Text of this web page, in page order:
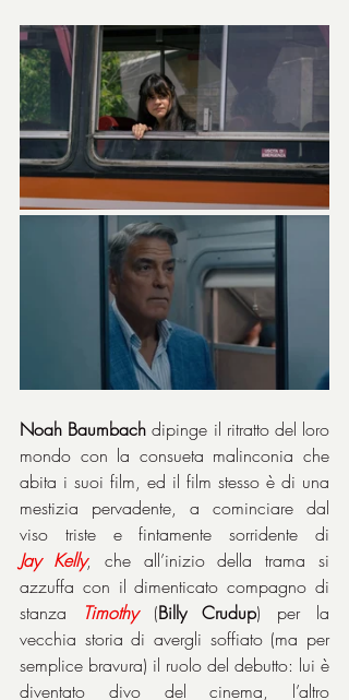
Noah Baumbach dipinge il ritratto del loro
mondo con la consueta malinconia che
abita i suoi film, ed il film stesso è di una
mestizia pervadente, a cominciare dal
Jay Kelly, che all’inizio della trama si
azzuffa con il dimenticato compagno di
stanza
Timothy (Billy Crudup) per la
vecchia storia di avergli soffiato (ma per
semplice bravura) il ruolo del debutto: lui è
diventato divo del cinema, l’altro